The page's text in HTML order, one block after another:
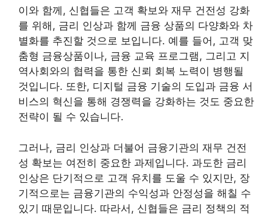
이와 함께, 신협들은 고객 확보와 재무 건전성 강화
를 위해, 금리 인상과 함께 금융 상품의 다양화와 차
별화를 추진할 것으로 보입니다. 예를 들어, 고객 맞
춤형 금융상품이나, 금융 교육 프로그램, 그리고 지
역사회와의 협력을 통한 신뢰 회복 노력이 병행될
것입니다. 또한, 디지털 금융 기술의 도입과 금융 서
비스의 혁신을 통해 경쟁력을 강화하는 것도 중요한
전략이 될 수 있습니다.
그러나, 금리 인상과 더불어 금융기관의 재무 건전
성 확보는 여전히 중요한 과제입니다. 과도한 금리
인상은 단기적으로 고객 유치를 도울 수 있지만, 장
기적으로는 금융기관의 수익성과 안정성을 해칠 수
있기 때문입니다. 따라서, 신협들은 금리 정책의 적